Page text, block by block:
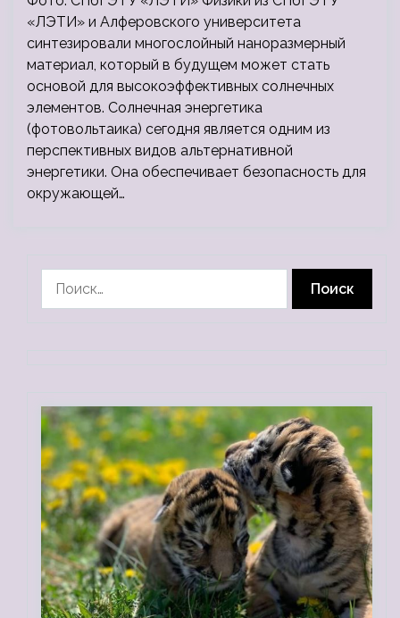
«ЛЭТИ» и Алферовского университета
синтезировали многослойный наноразмерный
материал, который в будущем может стать
основой для высокоэффективных солнечных
элементов. Солнечная энергетика
(фотовольтаика) сегодня является одним из
перспективных видов альтернативной
энергетики. Она обеспечивает безопасность для
окружающей…